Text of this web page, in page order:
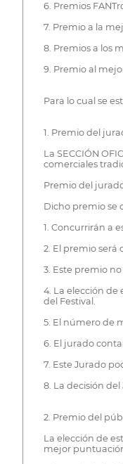
6. Premios
7. Premio a la
8. Premios a los
9. Premio al
Para lo cual se
1. Premio del
La SECCIÓN
comerciales
Premio del
Dicho premio se
1. Concurrirán a
2. El premio
3. Este premio
4. La elección
del Festival.
5. El número de
6. El jurado
7. Este Jurado
8. La decisión
2. Premio del
La elección de
mejor